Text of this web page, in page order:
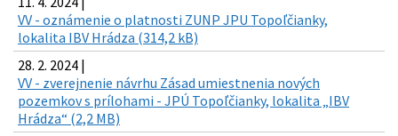
VV - oznámenie o platnosti ZUNP JPU Topoľčianky,
lokalita IBV Hrádza (314,2 kB)
28. 2. 2024 |
VV - zverejnenie návrhu Zásad umiestnenia nových
pozemkov s prílohami - JPÚ Topoľčianky, lokalita „IBV
Hrádza“ (2,2 MB)